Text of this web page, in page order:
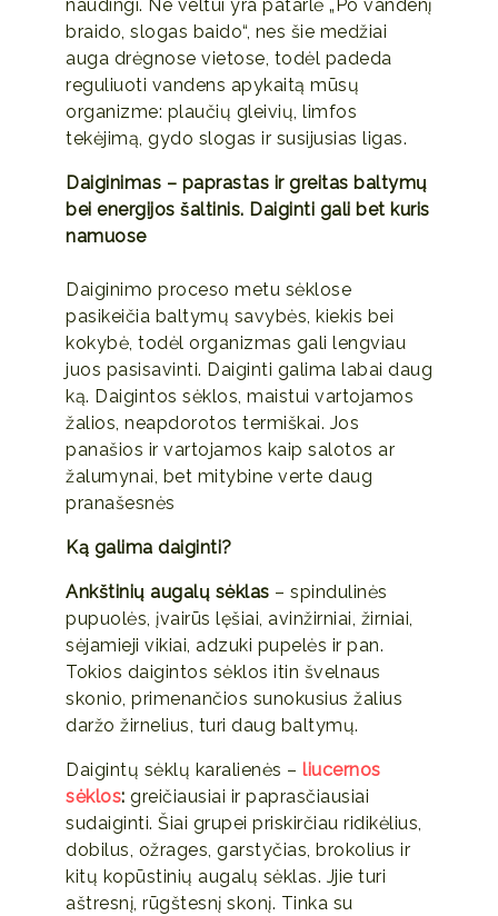
naudingi. Ne veltui yra patarlė „Po vandenį
braido, slogas baido“, nes šie medžiai
auga drėgnose vietose, todėl padeda
reguliuoti vandens apykaitą mūsų
organizme: plaučių gleivių, limfos
tekėjimą, gydo slogas ir susijusias ligas.
Daiginimas – paprastas ir greitas baltymų
bei energijos šaltinis. Daiginti gali bet kuris
namuose
Daiginimo proceso metu sėklose
pasikeičia baltymų savybės, kiekis bei
kokybė, todėl organizmas gali lengviau
juos pasisavinti. Daiginti galima labai daug
ką. Daigintos sėklos, maistui vartojamos
žalios, neapdorotos termiškai. Jos
panašios ir vartojamos kaip salotos ar
žalumynai, bet mitybine verte daug
pranašesnės
Ką galima daiginti?
Ankštinių augalų sėklas – spindulinės
pupuolės, įvairūs lęšiai, avinžirniai, žirniai,
sėjamieji vikiai, adzuki pupelės ir pan.
Tokios daigintos sėklos itin švelnaus
skonio, primenančios sunokusius žalius
daržo žirnelius, turi daug baltymų.
Daigintų sėklų karalienės – liucernos
sėklos: greičiausiai ir paprasčiausiai
sudaiginti. Šiai grupei priskirčiau ridikėlius,
dobilus, ožrages, garstyčias, brokolius ir
kitų kopūstinių augalų sėklas. Jjie turi
aštresnį, rūgštesnį skonį. Tinka su